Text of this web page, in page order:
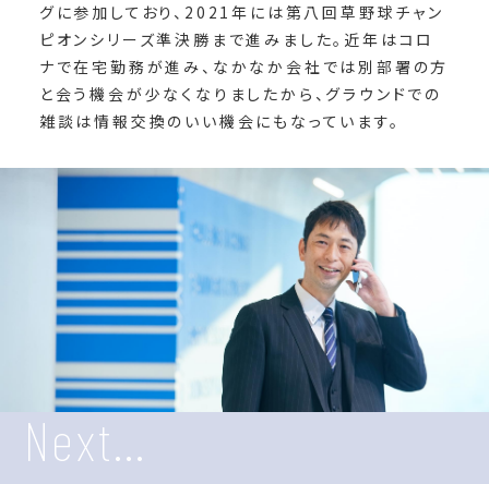
グに参加しており、2021年には第八回草野球チャン
ピオンシリーズ準決勝まで進みました。近年はコロ
ナで在宅勤務が進み、なかなか会社では別部署の方
と会う機会が少なくなりましたから、グラウンドでの
雑談は情報交換のいい機会にもなっています。
Next...